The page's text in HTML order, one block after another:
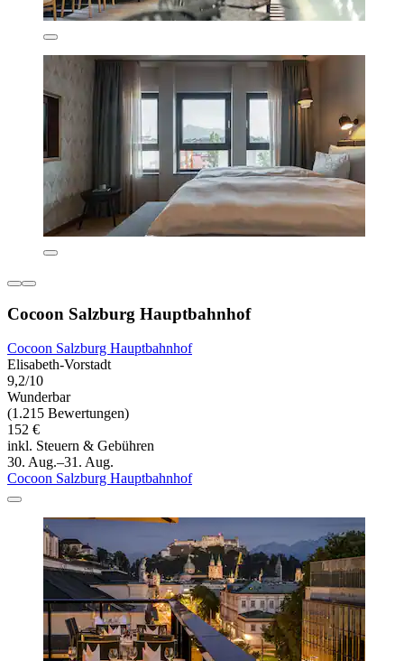
Cocoon Salzburg Hauptbahnhof
Cocoon Salzburg Hauptbahnhof
Elisabeth-Vorstadt
9,2/10
Wunderbar
(1.215 Bewertungen)
152 €
inkl. Steuern & Gebühren
30. Aug.–31. Aug.
Cocoon Salzburg Hauptbahnhof